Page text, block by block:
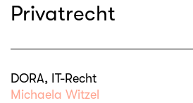
Privatrecht
DORA, IT-Recht
Michaela Witzel